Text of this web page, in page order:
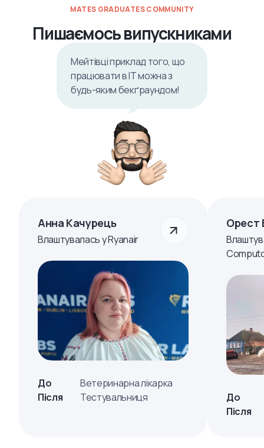
MATES GRADUATES COMMUNITY
Пишаємось випускниками
Мейтівці приклад того, що
працювати в ІТ можна з
будь-яким бекґраундом!
Анна Качурець
Влаштувалась у Ryanair
До
Ветеринарна лікарка
Після
Тестувальниця
Орест
До
Після